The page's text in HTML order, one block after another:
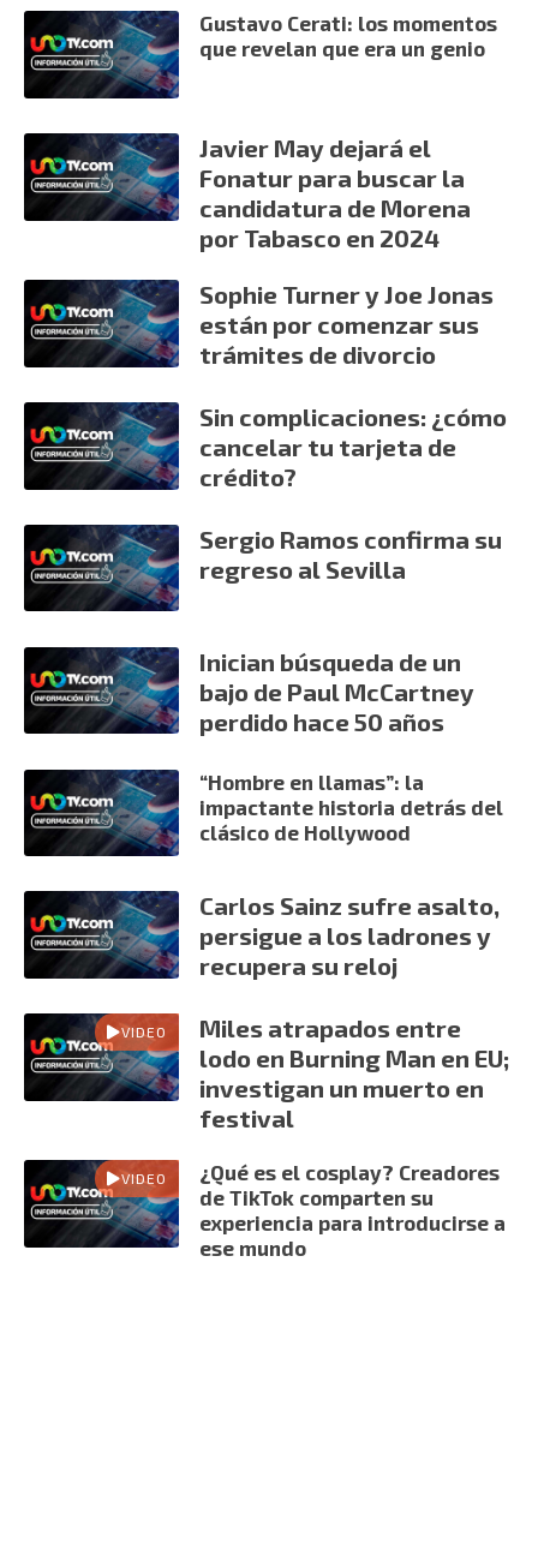
Gustavo Cerati: los momentos
que revelan que era un genio
Javier May dejará el
Fonatur para buscar la
candidatura de Morena
por Tabasco en 2024
Sophie Turner y Joe Jonas
están por comenzar sus
trámites de divorcio
Sin complicaciones: ¿cómo
cancelar tu tarjeta de
crédito?
Sergio Ramos confirma su
regreso al Sevilla
Inician búsqueda de un
bajo de Paul McCartney
perdido hace 50 años
“Hombre en llamas”: la
impactante historia detrás del
clásico de Hollywood
Carlos Sainz sufre asalto,
persigue a los ladrones y
recupera su reloj
VIDEO
Miles atrapados entre
lodo en Burning Man en EU;
investigan un muerto en
festival
VIDEO
¿Qué es el cosplay? Creadores
de TikTok comparten su
experiencia para introducirse a
ese mundo